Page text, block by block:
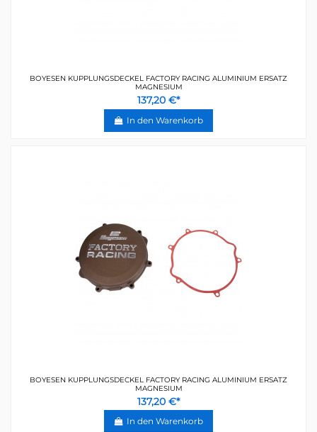
BOYESEN KUPPLUNGSDECKEL FACTORY RACING ALUMINIUM ERSATZ
MAGNESIUM
137,20 €*
In den Warenkorb
BOYESEN KUPPLUNGSDECKEL FACTORY RACING ALUMINIUM ERSATZ
MAGNESIUM
137,20 €*
In den Warenkorb